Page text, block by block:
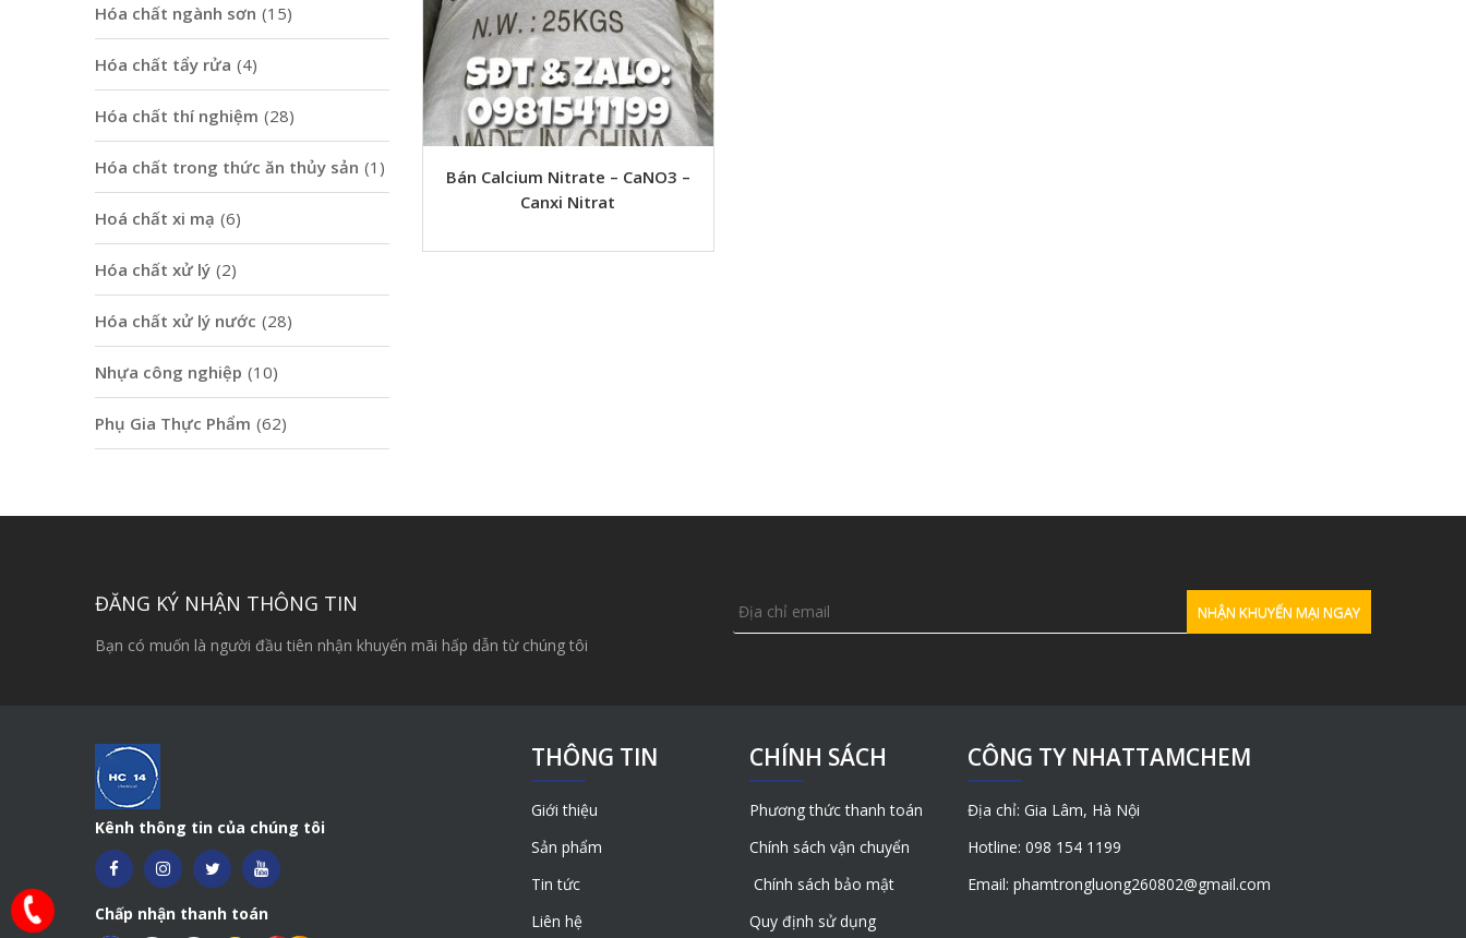
Bán Calcium Nitrate – CaNO3 –
Canxi Nitrat
Hóa chất ngành sơn (15)
Hóa chất tẩy rửa (4)
Hóa chất thí nghiệm (28)
Hóa chất trong thức ăn thủy sản (1)
Hoá chất xi mạ (6)
Hóa chất xử lý (2)
Hóa chất xử lý nước (28)
Nhựa công nghiệp (10)
Phụ Gia Thực Phẩm (62)
ĐĂNG KÝ NHẬN THÔNG TIN
Bạn có muốn là người đầu tiên nhận khuyến mãi hấp dẫn từ chúng tôi
Kênh thông tin của chúng tôi
Chấp nhận thanh toán
THÔNG TIN
Giới thiệu
Sản phẩm
Tin tức
Liên hệ
CHÍNH SÁCH
Phương thức thanh toán
Chính sách vận chuyển
Chính sách bảo mật
Quy định sử dụng
CÔNG TY NHATTAMCHEM
Địa chỉ: Gia Lâm, Hà Nội
Hotline: 098 154 1199
Email: phamtrongluong260802@gmail.com